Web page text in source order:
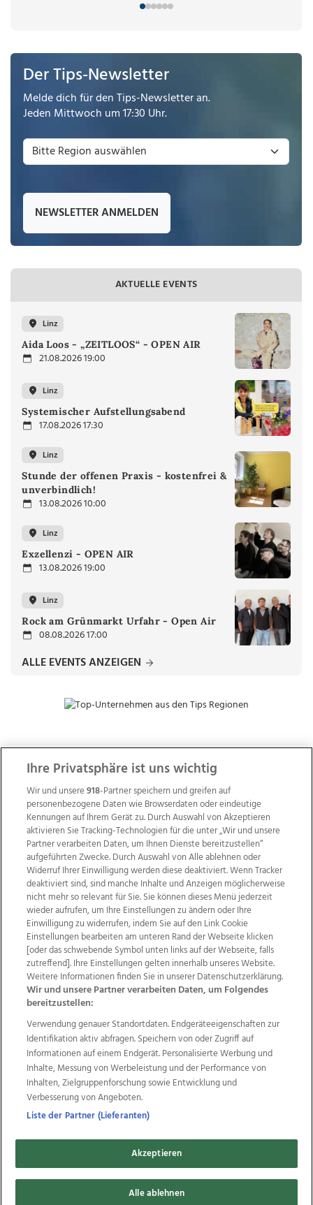
Der Tips-Newsletter
Melde dich für den Tips-Newsletter an.
Jeden Mittwoch um 17:30 Uhr.
NEWSLETTER ANMELDEN
AKTUELLE EVENTS
Linz
Aida Loos - „ZEITLOOS“ - OPEN AIR
21.08.2026 19:00
Linz
Systemischer Aufstellungsabend
17.08.2026 17:30
Linz
Stunde der offenen Praxis - kostenfrei &
unverbindlich!
13.08.2026 10:00
Linz
Exzellenzi - OPEN AIR
13.08.2026 19:00
Linz
Rock am Grünmarkt Urfahr - Open Air
08.08.2026 17:00
ALLE EVENTS ANZEIGEN
ZUR NACHRICHTENÜBERSICHT
Wir über uns Mediadaten Kontakt
Jobs
Datenschutz
Impressum
AGB Anzeigekunden
AGB Website
Ehrenkodex Politische Werbung
Weitere Angebote des Medienhauses Wimmer
TV1 di-mog-i.at OÖNow
Ischler Woche
Life Radio
OÖNachrichten
OÖN Immobilien
OÖN Karriere
OÖN Reise
Promenaden Galerien
Regionaljobs
wasistlos.at
Copyrights © 2026 Tips Zeitungs GmbH & Co KG
developed by11x11.net
Ihre Privatsphäre ist uns wichtig
Wir und unsere918-Partner speichern und greifen auf
personenbezogene Daten wie Browserdaten oder eindeutige
Kennungen auf Ihrem Gerät zu. Durch Auswahl von Akzeptieren
aktivieren Sie Tracking-Technologien für die unter „Wir und unsere
Partner verarbeiten Daten, um Ihnen Dienste bereitzustellen“
aufgeführten Zwecke. Durch Auswahl von Alle ablehnen oder
Widerruf Ihrer Einwilligung werden diese deaktiviert. Wenn Tracker
deaktiviert sind, sind manche Inhalte und Anzeigen möglicherweise
nicht mehr so relevant für Sie. Sie können dieses Menü jederzeit
wieder aufrufen, um Ihre Einstellungen zu ändern oder Ihre
Einwilligung zu widerrufen, indem Sie auf den Link Cookie
Einstellungen bearbeiten am unteren Rand der Webseite klicken
[oder das schwebende Symbol unten links auf der Webseite, falls
zutreffend]. Ihre Einstellungen gelten innerhalb unseres Website.
Weitere Informationen finden Sie in unserer Datenschutzerklärung.
Wir und unsere Partner verarbeiten Daten, um Folgendes
bereitzustellen:
Verwendung genauer Standortdaten. Endgeräteeigenschaften zur
Identifikation aktiv abfragen. Speichern von oder Zugriff auf
Informationen auf einem Endgerät. Personalisierte Werbung und
Inhalte, Messung von Werbeleistung und der Performance von
Inhalten, Zielgruppenforschung sowie Entwicklung und
Verbesserung von Angeboten.
Liste der Partner (Lieferanten)
Akzeptieren
Alle ablehnen